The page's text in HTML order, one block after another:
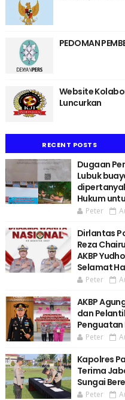
PEDOMAN
Website
Luncurkan
RECENT POSTS
Dugaan
Lubuk
Hukum
Peter
Dirlantas
Reza
AKBP
Selamat
Peter
AKBP
dan
Penguatan
Peter
Kapolres
Terima
Sungai
Peter